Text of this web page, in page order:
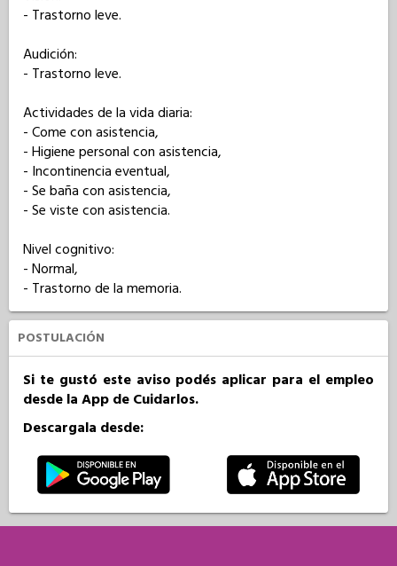
- Trastorno leve.
Audición:
- Trastorno leve.
Actividades de la vida diaria:
- Come con asistencia,
- Higiene personal con asistencia,
- Incontinencia eventual,
- Se baña con asistencia,
- Se viste con asistencia.
Nivel cognitivo:
- Normal,
- Trastorno de la memoria.
POSTULACIÓN
Si te gustó este aviso podés aplicar para el empleo
desde la App de Cuidarlos.
Descargala desde: